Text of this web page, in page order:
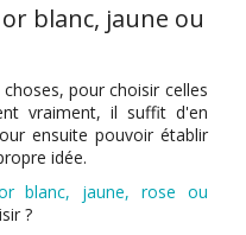
blanc, jaune ou
pour choisir celles
vraiment, il suffit d'en
ensuite pouvoir établir
idée.
blanc, jaune, rose ou
?